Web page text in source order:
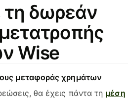
τη δωρεάν
Wise
μεταφοράς χρημάτων
θα έχεις πάντα τη μέση